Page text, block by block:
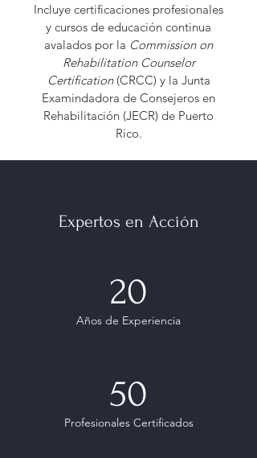
Incluye certificaciones profesionales
y cursos de educación continua
avalados por la Commission on
Rehabilitation Counselor
Certification (CRCC) y la Junta
Examindadora de Consejeros en
Rehabilitación (JECR) de Puerto
Rico.
Expertos en Acción
20
Años de Experiencia
50
Profesionales Certificados